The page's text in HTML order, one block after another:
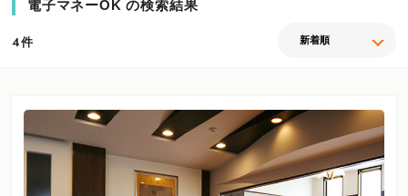
電子マネーOK の検索結果
4件